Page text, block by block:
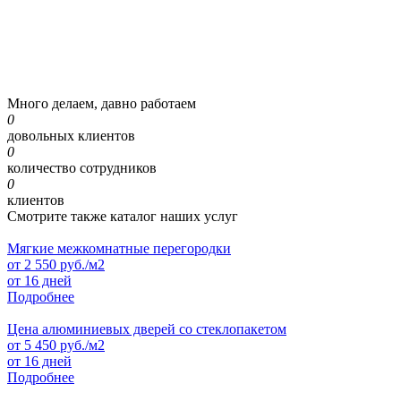
Много делаем, давно работаем
0
довольных клиентов
0
количество сотрудников
0
клиентов
Смотрите также каталог наших услуг
Мягкие межкомнатные перегородки
от 2 550 руб./м2
от 16 дней
Подробнее
Цена алюминиевых дверей со стеклопакетом
от 5 450 руб./м2
от 16 дней
Подробнее